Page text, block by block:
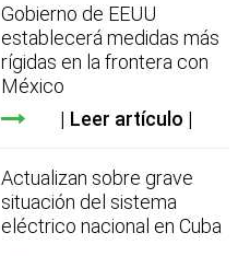
Gobierno de EEUU
establecerá medidas más
rígidas en la frontera con
México
Leer artículo
Actualizan sobre grave
situación del sistema
eléctrico nacional en Cuba